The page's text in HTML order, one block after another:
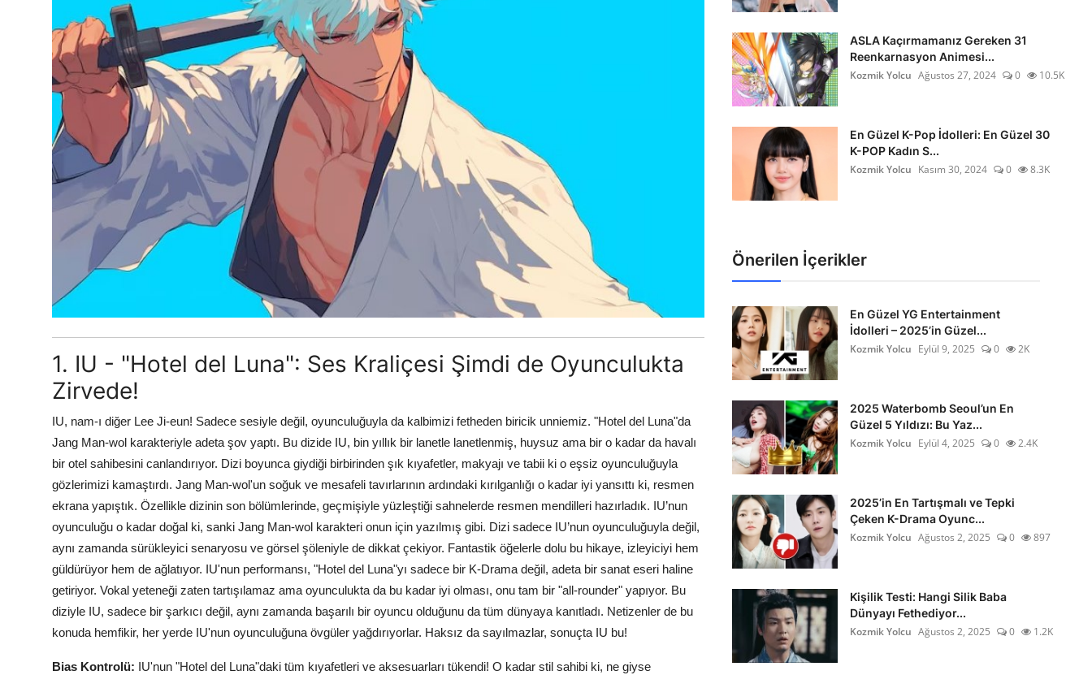
1. IU - "Hotel del Luna": Ses Kraliçesi Şimdi de Oyunculukta
Zirvede!
IU, nam-ı diğer Lee Ji-eun! Sadece sesiyle değil, oyunculuğuyla da kalbimizi fetheden biricik unniemiz. "Hotel del Luna"da
Jang Man-wol karakteriyle adeta şov yaptı. Bu dizide IU, bin yıllık bir lanetle lanetlenmiş, huysuz ama bir o kadar da havalı
bir otel sahibesini canlandırıyor. Dizi boyunca giydiği birbirinden şık kıyafetler, makyajı ve tabii ki o eşsiz oyunculuğuyla
gözlerimizi kamaştırdı. Jang Man-wol'un soğuk ve mesafeli tavırlarının ardındaki kırılganlığı o kadar iyi yansıttı ki, resmen
ekrana yapıştık. Özellikle dizinin son bölümlerinde, geçmişiyle yüzleştiği sahnelerde resmen mendilleri hazırladık. IU’nun
oyunculuğu o kadar doğal ki, sanki Jang Man-wol karakteri onun için yazılmış gibi. Dizi sadece IU’nun oyunculuğuyla değil,
aynı zamanda sürükleyici senaryosu ve görsel şöleniyle de dikkat çekiyor. Fantastik öğelerle dolu bu hikaye, izleyiciyi hem
güldürüyor hem de ağlatıyor. IU'nun performansı, "Hotel del Luna"yı sadece bir K-Drama değil, adeta bir sanat eseri haline
getiriyor. Vokal yeteneği zaten tartışılamaz ama oyunculukta da bu kadar iyi olması, onu tam bir "all-rounder" yapıyor. Bu
diziyle IU, sadece bir şarkıcı değil, aynı zamanda başarılı bir oyuncu olduğunu da tüm dünyaya kanıtladı. Netizenler de bu
konuda hemfikir, her yerde IU'nun oyunculuğuna övgüler yağdırıyorlar. Haksız da sayılmazlar, sonuçta IU bu!
Bias Kontrolü: IU'nun "Hotel del Luna"daki tüm kıyafetleri ve aksesuarları tükendi! O kadar stil sahibi ki, ne giyse
ASLA Kaçırmamanız Gereken 31
Reenkarnasyon Animesi...
Kozmik Yolcu Ağustos 27, 2024 0 10.5K
En Güzel K-Pop İdolleri: En Güzel 30
K-POP Kadın S...
Kozmik Yolcu Kasım 30, 2024 0 8.3K
Önerilen İçerikler
En Güzel YG Entertainment
İdolleri – 2025’in Güzel...
Kozmik Yolcu Eylül 9, 2025 0 2K
2025 Waterbomb Seoul’un En
Güzel 5 Yıldızı: Bu Yaz...
Kozmik Yolcu Eylül 4, 2025 0 2.4K
2025’in En Tartışmalı ve Tepki
Çeken K-Drama Oyunc...
Kozmik Yolcu Ağustos 2, 2025 0 897
Kişilik Testi: Hangi Silik Baba
Dünyayı Fethediyor...
Kozmik Yolcu Ağustos 2, 2025 0 1.2K